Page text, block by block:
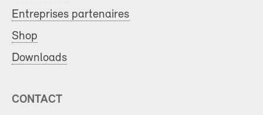
Entreprises partenaires
Shop
Downloads
CONTACT